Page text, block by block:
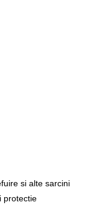
si alte sarcini
protectie